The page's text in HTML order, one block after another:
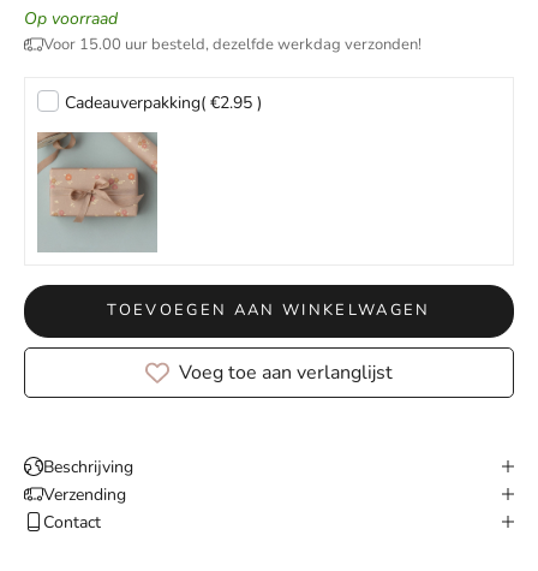
Op voorraad
Voor 15.00 uur besteld, dezelfde werkdag verzonden!
Cadeauverpakking( €2.95 )
TOEVOEGEN AAN WINKELWAGEN
Voeg toe aan verlanglijst
Beschrijving
Verzending
Contact